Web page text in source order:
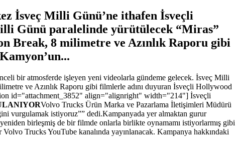
İsveç Milli Günü’ne ithafen İsveçli
Günü paralelinde yürütülecek “Miras”
Break, 8 milimetre ve Azınlık Raporu gibi
bir atmosferde işleyen yeni videolarla gündeme gelecek. İsveç Milli
ve Azınlık Raporu gibi filmlerle adını duyuran İsveçli Hollywood
id="attachment_3852" align="alignright" width="214"] İsveçli
Volvo Trucks Ürün Marka ve Pazarlama İletişimleri Müdürü
vurgulamak istiyoruz”” dedi.Kampanyada yer almaktan gurur
birleşmiş de bir filmde onlarla birlikte oynamamı istiyorlarmış gibi
Trucks YouTube kanalında yayınlanacak. Kampanya hakkındaki